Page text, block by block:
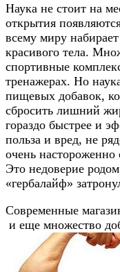
Наука не стоит на
открытия
всему миру
красивого тела.
спортивные
тренажерах. Но
пищевых добавок,
сбросить лишний
гораздо быстрее и
польза и вред, не
очень
Это недоверие
«гербалайф»
Современные
и еще множество